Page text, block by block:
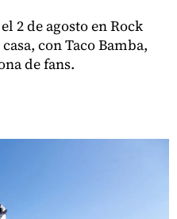
2 de agosto en Rock
con Taco Bamba,
de fans.